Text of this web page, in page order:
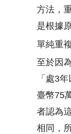
方法，
是根據
單純重
至於因
「處3
臺幣75
者認為
相同，